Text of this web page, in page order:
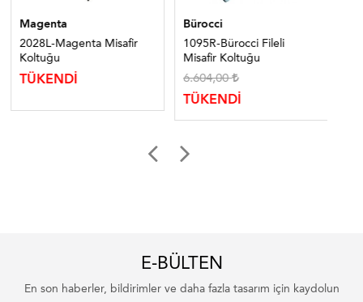
Magenta
2028L-Magenta Misafir
Koltuğu
TÜKENDİ
Bürocci
1095R-Bürocci Fileli
Misafir Koltuğu
6.604,00
TÜKENDİ
E-BÜLTEN
En son haberler, bildirimler ve daha fazla tasarım için kaydolun